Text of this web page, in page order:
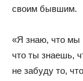
своим бывшим.
«Я знаю, что мы
что ты знаешь,
не забуду то,